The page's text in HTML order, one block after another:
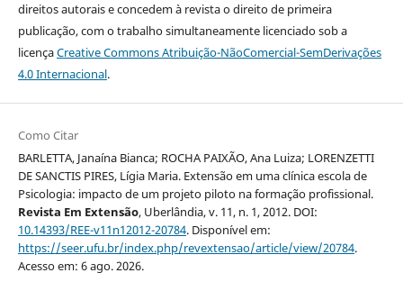
direitos autorais e concedem à revista o direito de primeira
publicação, com o trabalho simultaneamente licenciado sob a
licençaCreative Commons Atribuição-NãoComercial-SemDerivações
4.0 Internacional.
Como Citar
BARLETTA, Janaína Bianca; ROCHA PAIXÃO, Ana Luiza; LORENZETTI
DE SANCTIS PIRES, Lígia Maria. Extensão em uma clínica escola de
Psicologia: impacto de um projeto piloto na formação profissional.
Revista Em Extensão, Uberlândia, v. 11, n. 1, 2012. DOI:
10.14393/REE-v11n12012-20784. Disponível em:
https://seer.ufu.br/index.php/revextensao/article/view/20784.
Acesso em: 6 ago. 2026.